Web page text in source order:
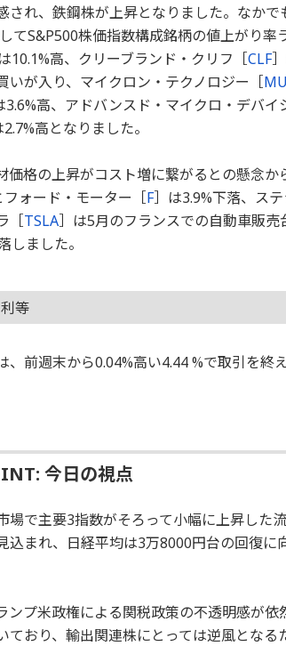
され、鉄鋼株が上昇となりました。なか
てS&P500株価指数構成銘柄の値上がり
10.1%高、クリーブランド・クリフ［CLF
いが入り、マイクロン・テクノロジー［MU
3.6%高、アドバンスド・マイクロ・デバイ
高となりました。
価格の上昇がコスト増に繋がるとの懸念
フォード・モーター［F］は3.9%下落、ス
［TSLA］は5月のフランスでの自動車販
しました。
等
、前週末から0.04%高い4.44 %で取引を
今日の視点
場で主要3指数がそろって小幅に上昇した
込まれ、日経平均は3万8000円台の回復
ンプ米政権による関税政策の不透明感が
ており、輸出関連株にとっては逆風とな